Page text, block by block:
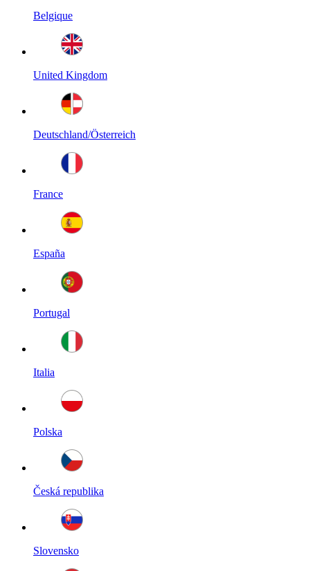
Belgique
United Kingdom
Deutschland/Österreich
France
España
Portugal
Italia
Polska
Česká republika
Slovensko